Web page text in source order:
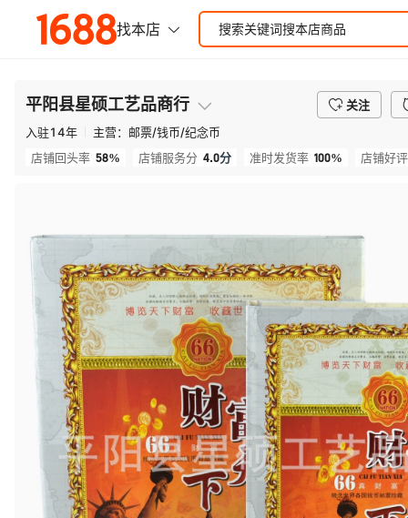
平阳县星硕工艺品商行
关注
入驻14年 主营： 邮票/钱币/纪念币
店铺回头率 58% 店铺服务分 4.0分 准时发货率 100% 店铺好